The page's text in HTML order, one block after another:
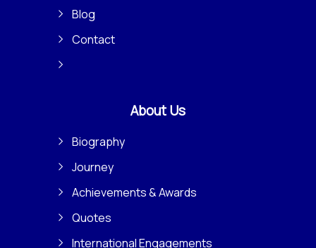
Blog
Contact
About Us
Biography
Journey
Achievements & Awards
Quotes
International Engagements